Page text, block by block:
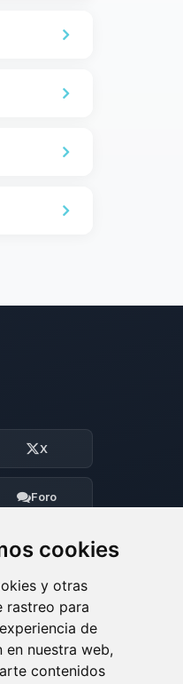
cookies
y otras
rastreo para
de
en nuestra web,
contenidos
X
Foro
quien hablar!
asistente de
necesitas y
para